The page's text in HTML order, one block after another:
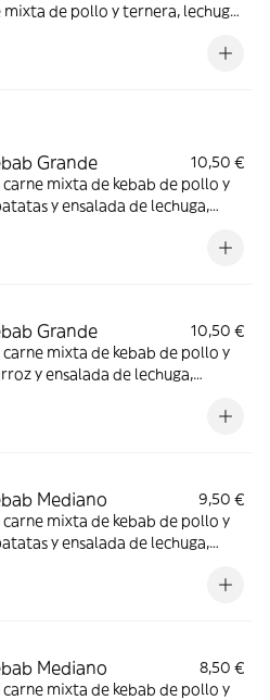
mixta de pollo y ternera, lechuga,
Grande
10,50 €
mixta de kebab de pollo y
y ensalada de lechuga,
Grande
10,50 €
mixta de kebab de pollo y
y ensalada de lechuga,
Mediano
9,50 €
mixta de kebab de pollo y
y ensalada de lechuga,
Mediano
8,50 €
mixta de kebab de pollo y